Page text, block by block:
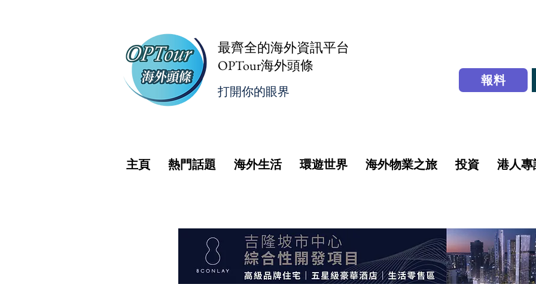
最齊全的海外資訊平台
OPTour海外頭條
打開你的眼界
報料
主頁 熱門話題 海外生活 環遊世界 海外物業之旅 投資 港人專